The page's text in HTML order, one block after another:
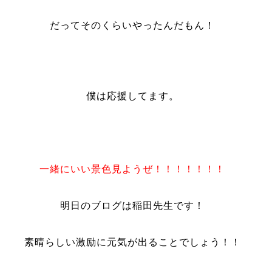
だってそのくらいやったんだもん！
僕は応援してます。
一緒にいい景色見ようぜ！！！！！！！
明日のブログは稲田先生です！
素晴らしい激励に元気が出ることでしょう！！